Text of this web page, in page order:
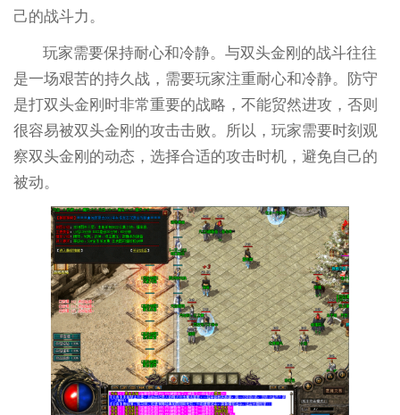
己的战斗力。
玩家需要保持耐心和冷静。与双头金刚的战斗往往
是一场艰苦的持久战，需要玩家注重耐心和冷静。防守
是打双头金刚时非常重要的战略，不能贸然进攻，否则
很容易被双头金刚的攻击击败。所以，玩家需要时刻观
察双头金刚的动态，选择合适的攻击时机，避免自己的
被动。